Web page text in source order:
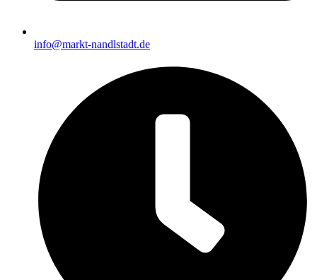
info@markt-nandlstadt.de